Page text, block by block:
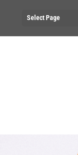
Select Page